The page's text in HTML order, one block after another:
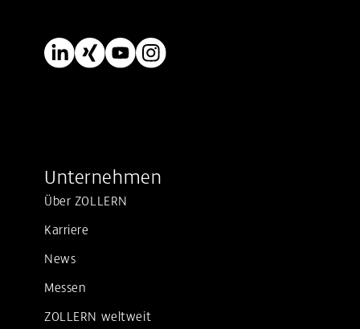
Unternehmen
Über ZOLLERN
Karriere
News
Messen
ZOLLERN weltweit